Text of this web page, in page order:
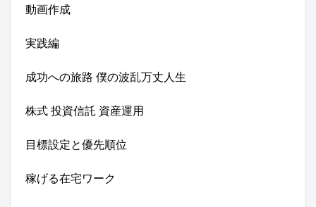
動画作成
実践編
成功への旅路 僕の波乱万丈人生
株式 投資信託 資産運用
目標設定と優先順位
稼げる在宅ワーク